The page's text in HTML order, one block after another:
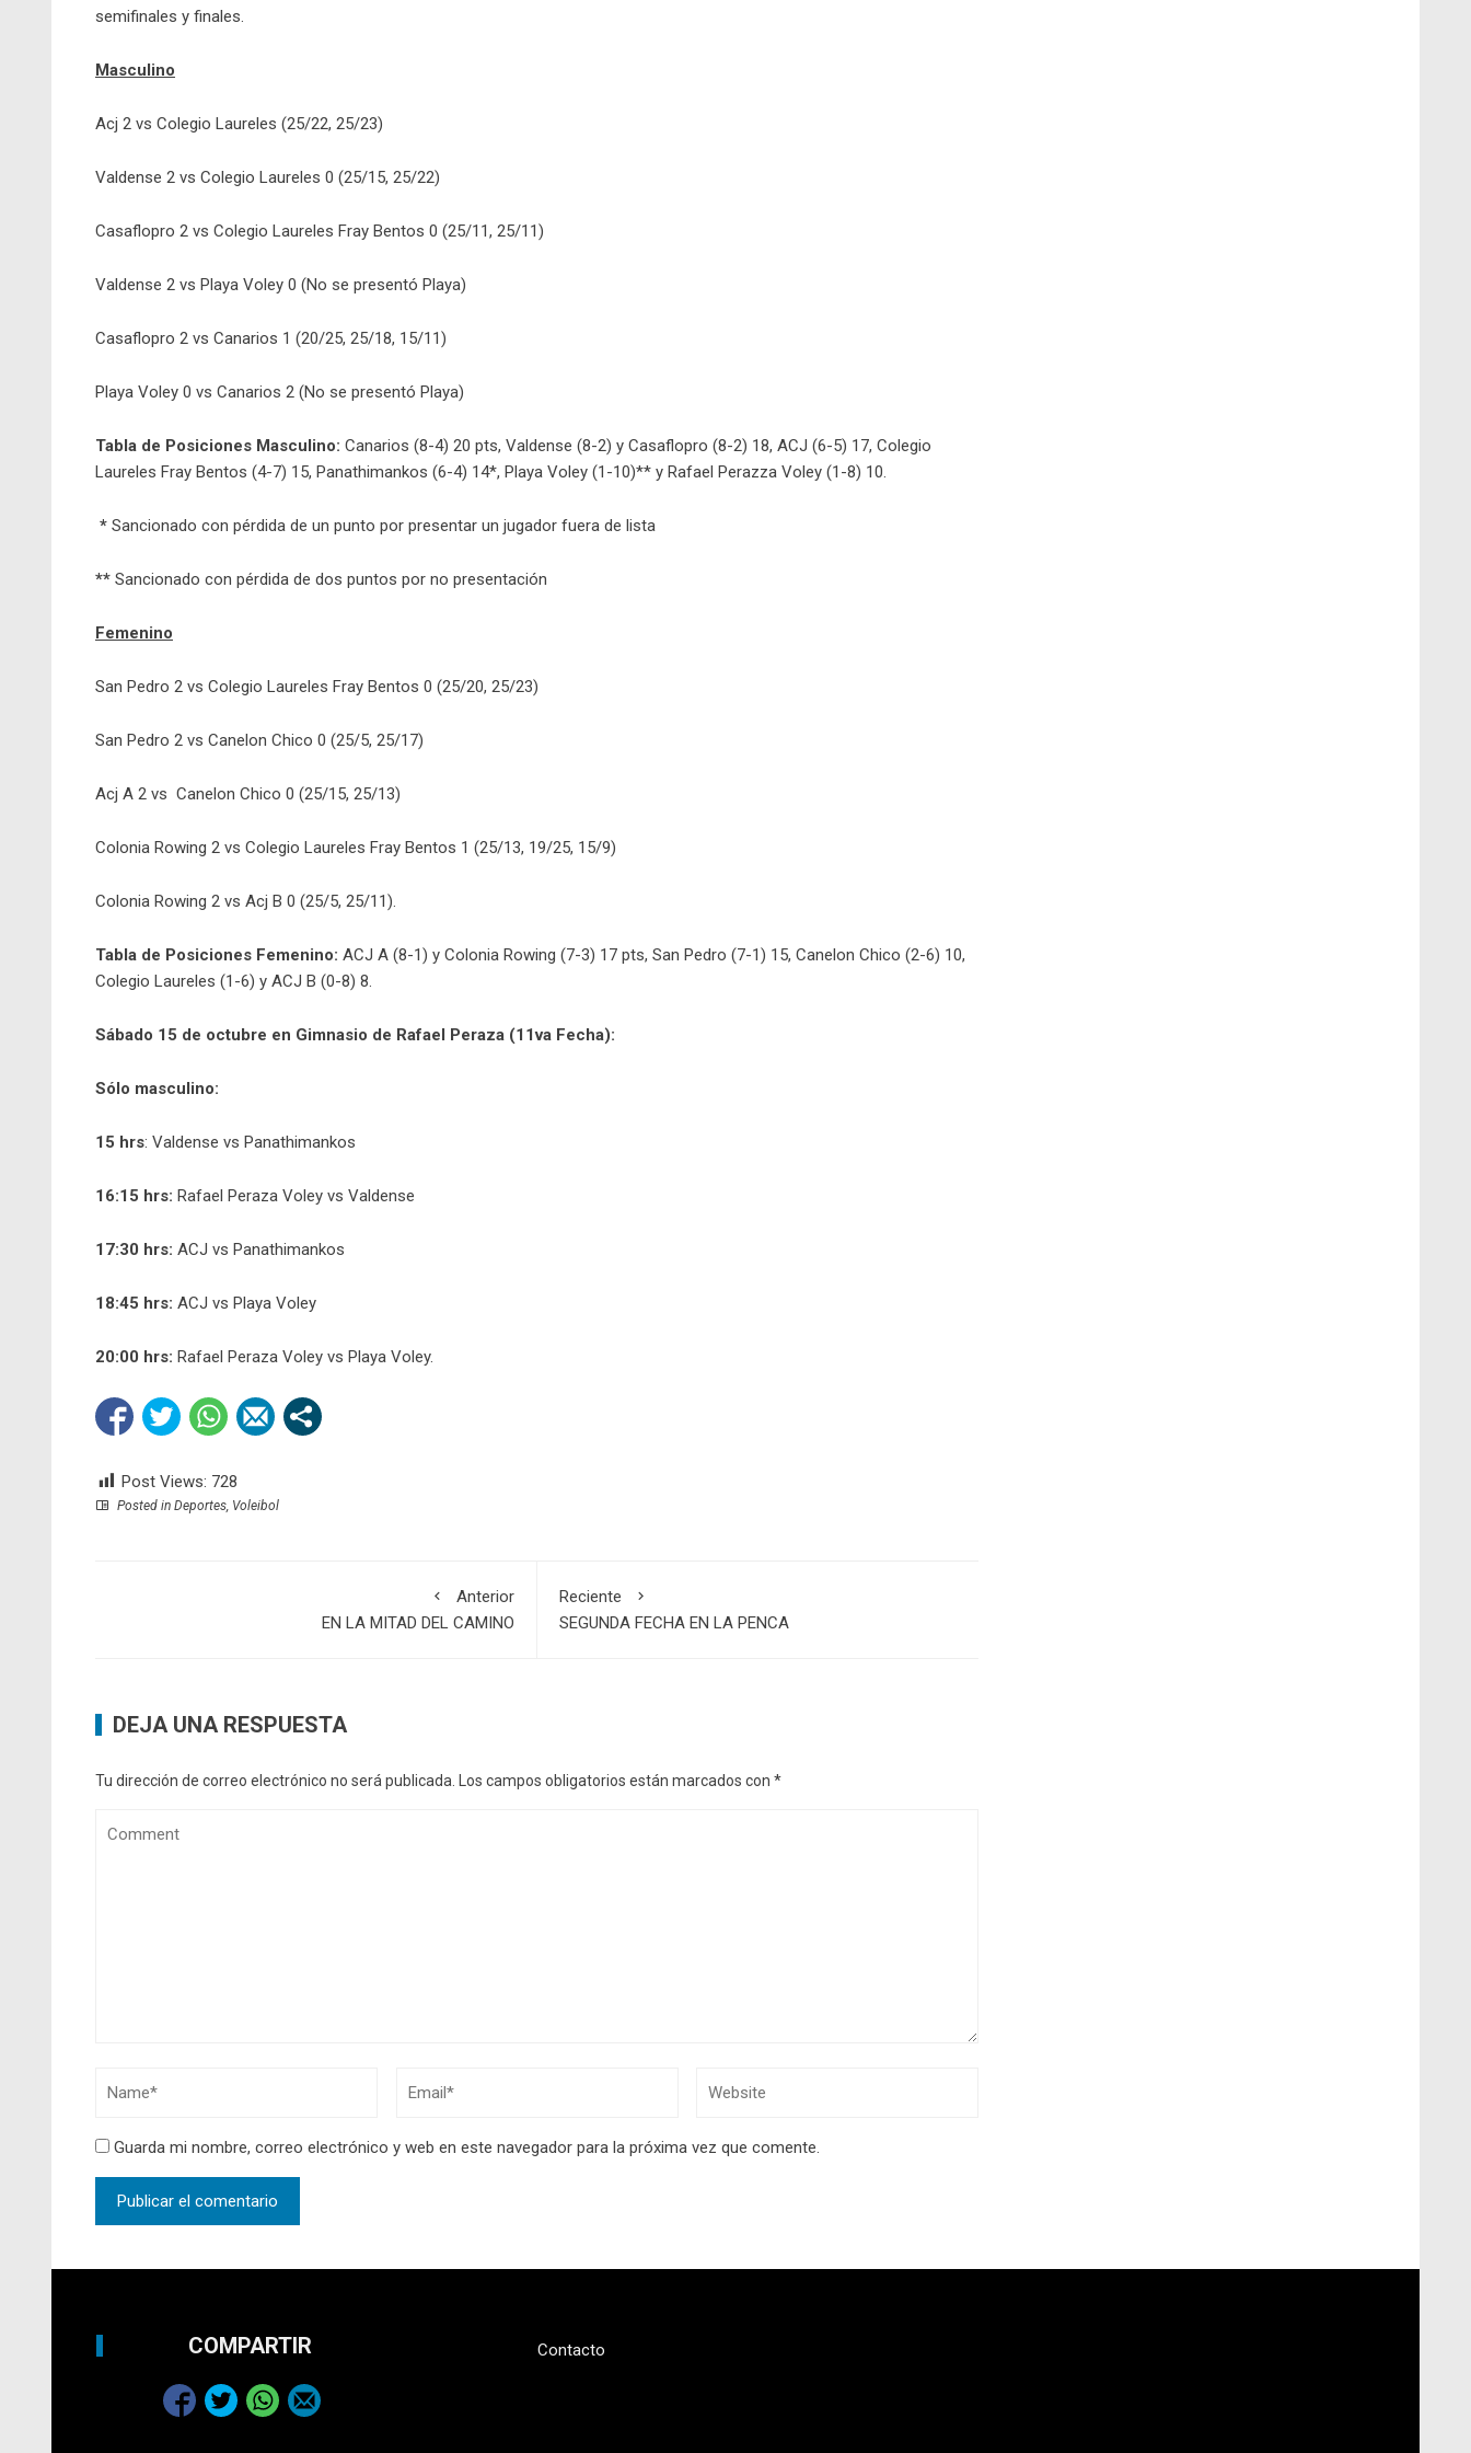
semifinales y finales.
Masculino
Acj 2 vs Colegio Laureles (25/22, 25/23)
Valdense 2 vs Colegio Laureles 0 (25/15, 25/22)
Casaflopro 2 vs Colegio Laureles Fray Bentos 0 (25/11, 25/11)
Valdense 2 vs Playa Voley 0 (No se presentó Playa)
Casaflopro 2 vs Canarios 1 (20/25, 25/18, 15/11)
Playa Voley 0 vs Canarios 2 (No se presentó Playa)
Tabla de Posiciones Masculino: Canarios (8-4) 20 pts, Valdense (8-2) y Casaflopro (8-2) 18, ACJ (6-5) 17, Colegio
Laureles Fray Bentos (4-7) 15, Panathimankos (6-4) 14*, Playa Voley (1-10)** y Rafael Perazza Voley (1-8) 10.
* Sancionado con pérdida de un punto por presentar un jugador fuera de lista
** Sancionado con pérdida de dos puntos por no presentación
Femenino
San Pedro 2 vs Colegio Laureles Fray Bentos 0 (25/20, 25/23)
San Pedro 2 vs Canelon Chico 0 (25/5, 25/17)
Acj A 2 vs Canelon Chico 0 (25/15, 25/13)
Colonia Rowing 2 vs Colegio Laureles Fray Bentos 1 (25/13, 19/25, 15/9)
Colonia Rowing 2 vs Acj B 0 (25/5, 25/11).
Tabla de Posiciones Femenino: ACJ A (8-1) y Colonia Rowing (7-3) 17 pts, San Pedro (7-1) 15, Canelon Chico (2-6) 10,
Colegio Laureles (1-6) y ACJ B (0-8) 8.
Sábado 15 de octubre en Gimnasio de Rafael Peraza (11va Fecha):
Sólo masculino:
15 hrs: Valdense vs Panathimankos
16:15 hrs: Rafael Peraza Voley vs Valdense
17:30 hrs: ACJ vs Panathimankos
18:45 hrs: ACJ vs Playa Voley
20:00 hrs: Rafael Peraza Voley vs Playa Voley.
Post Views: 728
Posted in Deportes Voleibol
Anterior
EN LA MITAD DEL CAMINO
Reciente
SEGUNDA FECHA EN LA PENCA
DEJA UNA RESPUESTA
Tu dirección de correo electrónico no será publicada. Los campos obligatorios están marcados con *
Guarda mi nombre, correo electrónico y web en este navegador para la próxima vez que comente.
COMPARTIR Contacto